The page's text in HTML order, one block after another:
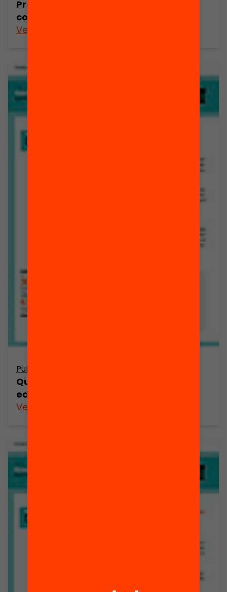
Projectes d’innovació educativa
comunitària
Veure’n més
Publicació
Quines són les estratègies per a l’èxit
educatiu en temps de crisi?
Veure’n més